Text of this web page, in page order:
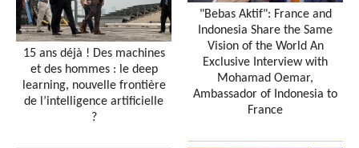
15 ans déjà ! Des machines
et des hommes : le deep
learning, nouvelle frontière
de l’intelligence artificielle
?
"Bebas Aktif": France and
Indonesia Share the Same
Vision of the World An
Exclusive Interview with
Mohamad Oemar,
Ambassador of Indonesia to
France